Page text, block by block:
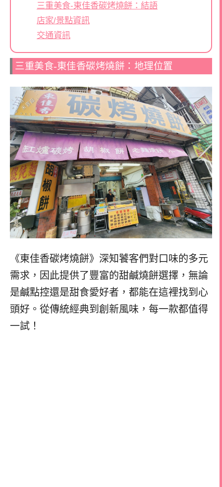
三重美食-東佳香碳烤燒餅：結語
店家/景點資訊
交通資訊
三重美食-東佳香碳烤燒餅：地理位置
《東佳香碳烤燒餅》深知饕客們對口味的多元
需求，因此提供了豐富的甜鹹燒餅選擇，無論
是鹹點控還是甜食愛好者，都能在這裡找到心
頭好。從傳統經典到創新風味，每一款都值得
一試！